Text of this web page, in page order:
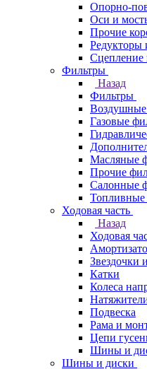
Опорно-
Оси и
Прочие
Редукторы
Фильтры
Назад
Фильтры
Газовые
Масляные
Прочие
Салонные
Топливные
Ходовая часть
Назад
Ходовая
Звездочки
Катки
Колеса
Подвеска
Рама и
Цепи
Шины и
Шины и диски